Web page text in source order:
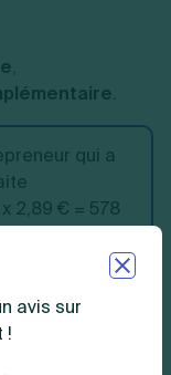
,
.
qui a
2,89 € = 578
du point est
avis sur
!